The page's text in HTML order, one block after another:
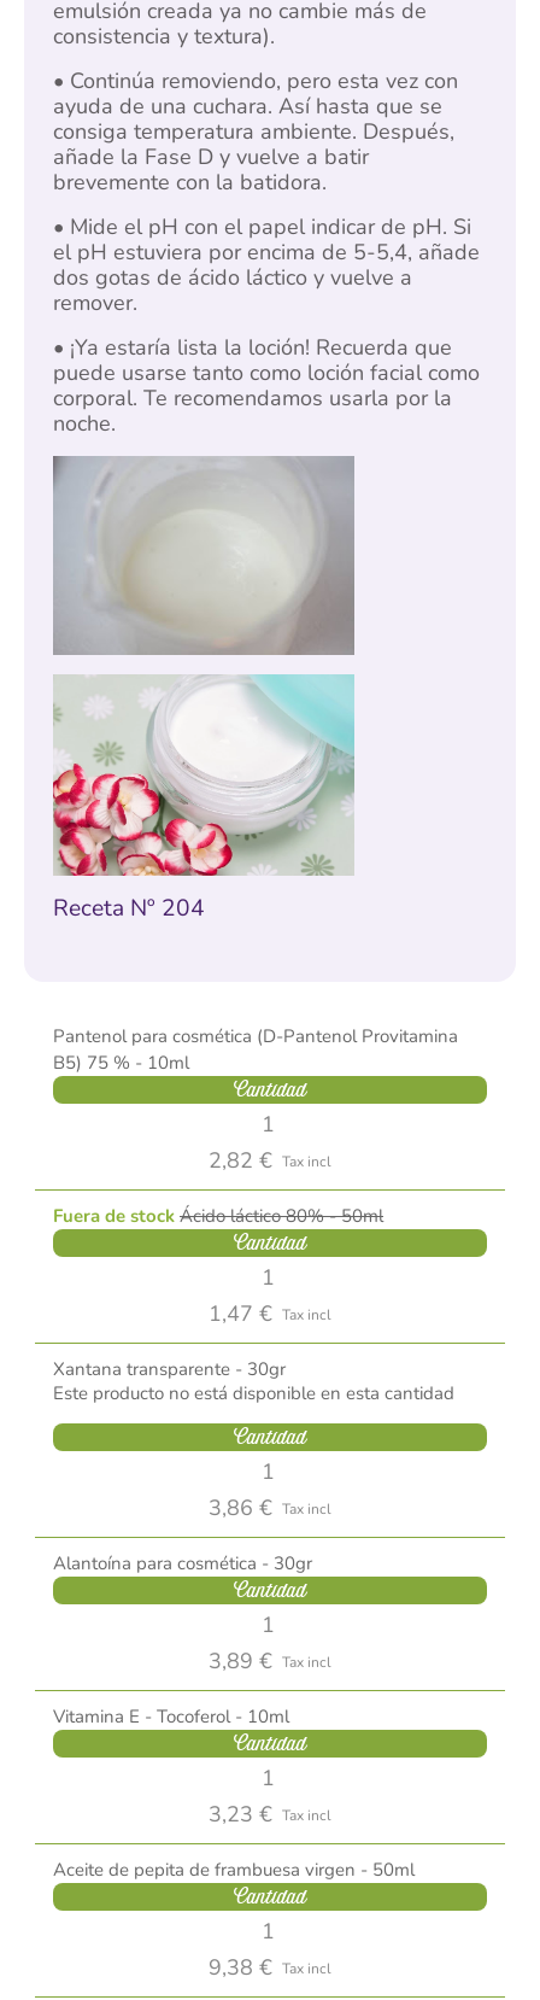
emulsión creada ya no cambie más de
consistencia y textura).
• Continúa removiendo, pero esta vez con
ayuda de una cuchara. Así hasta que se
consiga temperatura ambiente. Después,
añade la Fase D y vuelve a batir
brevemente con la batidora.
• Mide el pH con el papel indicar de pH. Si
el pH estuviera por encima de 5-5,4, añade
dos gotas de ácido láctico y vuelve a
remover.
• ¡Ya estaría lista la loción! Recuerda que
puede usarse tanto como loción facial como
corporal. Te recomendamos usarla por la
noche.
Receta Nº 204
Pantenol para cosmética (D-Pantenol Provitamina
B5) 75 % - 10ml
Cantidad
2,82 € Tax incl
Fuera de stock Ácido láctico 80% - 50ml
Cantidad
1,47 € Tax incl
Xantana transparente - 30gr
Este producto no está disponible en esta cantidad
Cantidad
3,86 € Tax incl
Alantoína para cosmética - 30gr
Cantidad
3,89 € Tax incl
Vitamina E - Tocoferol - 10ml
Cantidad
3,23 € Tax incl
Aceite de pepita de frambuesa virgen - 50ml
Cantidad
9,38 € Tax incl